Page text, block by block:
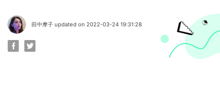
無料ダウンロード
田中摩子 updated on 2022-03-24 19:31:28